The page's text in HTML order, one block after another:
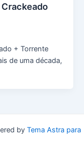
+ Torrente
de uma década,
by Tema Astra para